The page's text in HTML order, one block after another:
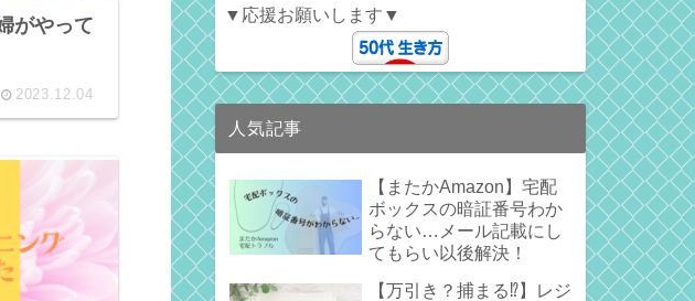
がやって
2023.12.04
▼応援お願いします▼
人気記事
【またかAmazon】宅配
ボックスの暗証番号わか
らない…メール記載にし
てもらい以後解決！
【万引き？捕まる⁉】レジ